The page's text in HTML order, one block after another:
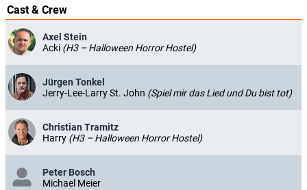
Cast & Crew
Axel Stein
Acki (H3 – Halloween Horror Hostel)
Jürgen Tonkel
Jerry-Lee-Larry St. John (Spiel mir das Lied und Du bist tot)
Christian Tramitz
Harry (H3 – Halloween Horror Hostel)
Peter Bosch
Michael Meier